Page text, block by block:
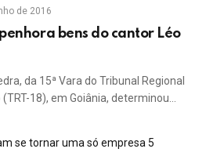
de 2016
bens do cantor Léo
da 15ª Vara do Tribunal Regional
18), em Goiânia, determinou…